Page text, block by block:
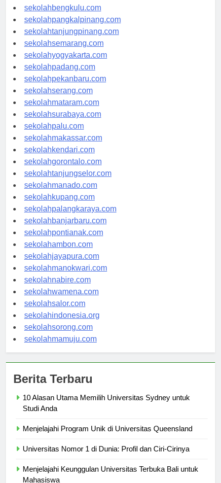
sekolahaceh.com
sekolahbengkulu.com
sekolahpangkalpinang.com
sekolahtanjungpinang.com
sekolahsemarang.com
sekolahyogyakarta.com
sekolahpadang.com
sekolahpekanbaru.com
sekolahserang.com
sekolahmataram.com
sekolahsurabaya.com
sekolahpalu.com
sekolahmakassar.com
sekolahkendari.com
sekolahgorontalo.com
sekolahtanjungselor.com
sekolahmanado.com
sekolahkupang.com
sekolahpalangkaraya.com
sekolahbanjarbaru.com
sekolahpontianak.com
sekolahambon.com
sekolahjayapura.com
sekolahmanokwari.com
sekolahnabire.com
sekolahwamena.com
sekolahsalor.com
sekolahindonesia.org
sekolahsorong.com
10 Alasan Utama Memilih Universitas Sydney untuk
Menjelajahi Keunggulan Universitas Terbuka Bali untuk